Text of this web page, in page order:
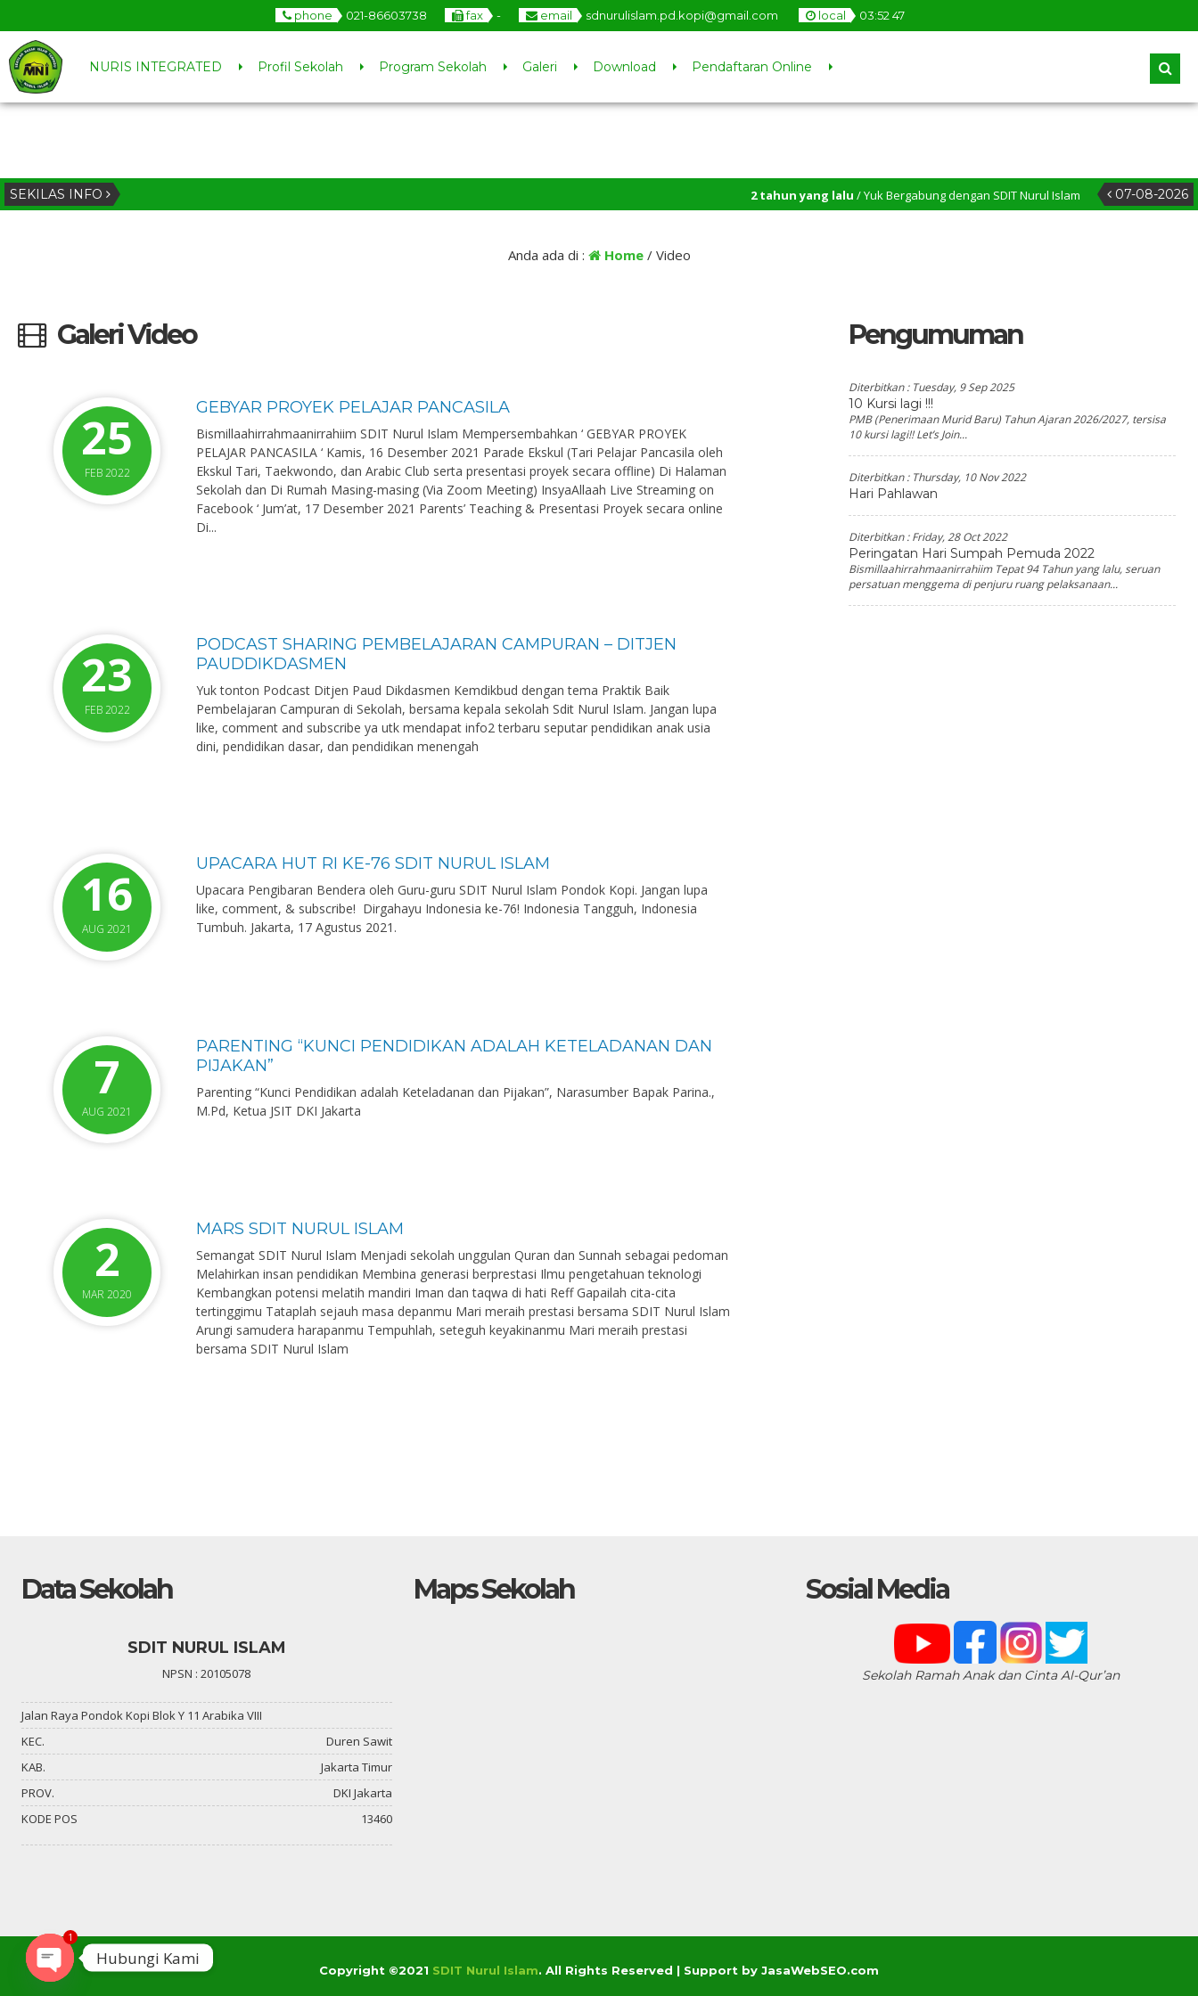
phone 021-86603738 fax - email sdnurulislam.pd.kopi@gmail.com local 03:52 48
NURIS INTEGRATED Profil Sekolah Program Sekolah Galeri Download Pendaftaran Online
SEKILAS INFO 07-08-2026
2 tahun yang lalu/ Yuk Bergabung dengan SDIT Nurul Islam 3 tahun yang lalu
Anda ada di : Home/ Video
Galeri Video
25
FEB 2022
GEBYAR PROYEK PELAJAR PANCASILA
Bismillaahirrahmaanirrahiim SDIT Nurul Islam Mempersembahkan ‘ GEBYAR PROYEK
PELAJAR PANCASILA ‘ Kamis, 16 Desember 2021 Parade Ekskul (Tari Pelajar Pancasila oleh
Ekskul Tari, Taekwondo, dan Arabic Club serta presentasi proyek secara offline) Di Halaman
Sekolah dan Di Rumah Masing-masing (Via Zoom Meeting) InsyaAllaah Live Streaming on
Facebook ‘ Jum’at, 17 Desember 2021 Parents’ Teaching & Presentasi Proyek secara online
Di...
23
FEB 2022
PODCAST SHARING PEMBELAJARAN CAMPURAN – DITJEN
PAUDDIKDASMEN
Yuk tonton Podcast Ditjen Paud Dikdasmen Kemdikbud dengan tema Praktik Baik
Pembelajaran Campuran di Sekolah, bersama kepala sekolah Sdit Nurul Islam. Jangan lupa
like, comment and subscribe ya utk mendapat info2 terbaru seputar pendidikan anak usia
dini, pendidikan dasar, dan pendidikan menengah
16
AUG 2021
UPACARA HUT RI KE-76 SDIT NURUL ISLAM
Upacara Pengibaran Bendera oleh Guru-guru SDIT Nurul Islam Pondok Kopi.⁣ Jangan lupa
like, comment, & subscribe!⁣ ⁣ Dirgahayu Indonesia ke-76!⁣ Indonesia Tangguh, Indonesia
Tumbuh.⁣ Jakarta, 17 Agustus 2021.
7
AUG 2021
PARENTING “KUNCI PENDIDIKAN ADALAH KETELADANAN DAN
PIJAKAN”
Parenting “Kunci Pendidikan adalah Keteladanan dan Pijakan”, Narasumber Bapak Parina.,
M.Pd, Ketua JSIT DKI Jakarta
2
MAR 2020
MARS SDIT NURUL ISLAM
Semangat SDIT Nurul Islam Menjadi sekolah unggulan Quran dan Sunnah sebagai pedoman
Melahirkan insan pendidikan Membina generasi berprestasi Ilmu pengetahuan teknologi
Kembangkan potensi melatih mandiri Iman dan taqwa di hati Reff Gapailah cita-cita
tertinggimu Tataplah sejauh masa depanmu Mari meraih prestasi bersama SDIT Nurul Islam
Arungi samudera harapanmu Tempuhlah, seteguh keyakinanmu Mari meraih prestasi
bersama SDIT Nurul Islam
Pengumuman
Diterbitkan : Tuesday, 9 Sep 2025
10 Kursi lagi !!!
PMB (Penerimaan Murid Baru) Tahun Ajaran 2026/2027, tersisa
10 kursi lagi!! Let’s Join...
Diterbitkan : Thursday, 10 Nov 2022
Hari Pahlawan
Diterbitkan :Friday, 28 Oct 2022
Peringatan Hari Sumpah Pemuda 2022
Bismillaahirrahmaanirrahiim Tepat 94 Tahun yang lalu, seruan
persatuan menggema di penjuru ruang pelaksanaan...
Data Sekolah
SDIT NURUL ISLAM
NPSN : 20105078
Jalan Raya Pondok Kopi Blok Y 11 Arabika VIII
KEC.
Duren Sawit
KAB.
Jakarta Timur
PROV.
DKI Jakarta
KODE POS
13460
Maps Sekolah Sosial Media
Sekolah Ramah Anak dan Cinta Al-Qur’an
Copyright ©2021 SDIT Nurul Islam. All Rights Reserved | Support by JasaWebSEO.com
Hubungi Kami
Open
1